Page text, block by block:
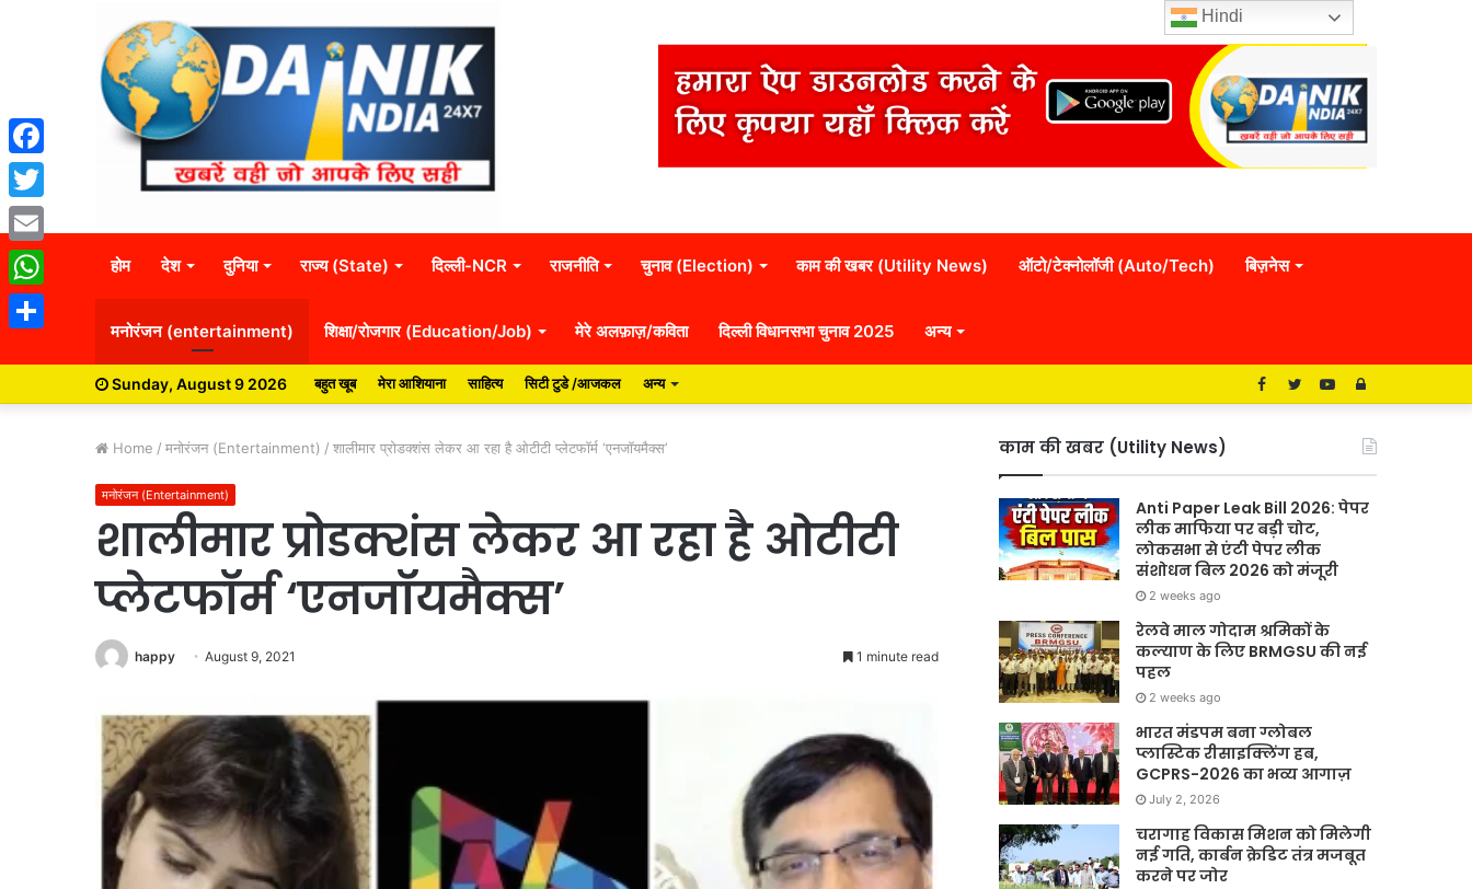
होम देश दुनिया राज्य (State) दिल्ली-NCR राजनीति चुनाव (Election) काम की खबर (Utility News) ऑटो/टेक्नोलॉजी (Auto/Tech) बिज़नेस
मनोरंजन (entertainment) शिक्षा/रोजगार (Education/Job) मेरे अलफ़ाज़/कविता दिल्ली विधानसभा चुनाव 2025 अन्य
Sunday, August 9 2026 बहुत खूब मेरा आशियाना साहित्य सिटी टुडे /आजकल अन्य Log
YouTube
Twitter
Facebook
Home / मनोरंजन (Entertainment) / शालीमार प्रोडक्शंस लेकर आ रहा है ओटीटी प्लेटफॉर्म ‘एनजॉयमैक्स’
मनोरंजन (Entertainment)
शालीमार प्रोडक्शंस लेकर आ रहा है ओटीटी
प्लेटफॉर्म ‘एनजॉयमैक्स’
happy August 9, 2021 1 minute read
काम की खबर (Utility News)
Anti Paper Leak Bill 2026: पेपर
लीक माफिया पर बड़ी चोट,
लोकसभा से एंटी पेपर लीक
संशोधन बिल 2026 को मंजूरी
2 weeks ago
रेलवे माल गोदाम श्रमिकों के
कल्याण के लिए BRMGSU की नई
पहल
2 weeks ago
भारत मंडपम बना ग्लोबल
प्लास्टिक रीसाइक्लिंग हब,
GCPRS-2026 का भव्य आगाज़
July 2, 2026
चरागाह विकास मिशन को मिलेगी
नई गति, कार्बन क्रेडिट तंत्र मजबूत
करने पर जोर
Facebook
Twitter
Email
WhatsApp
Hindi